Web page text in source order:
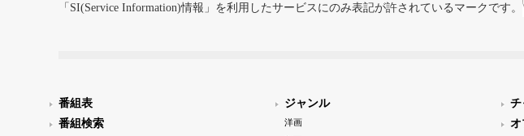
「SI(Service Information)情報」を利用したサービスにのみ表記が許されているマークです。
番組表
番組検索
ジャンル
洋画
チ
オ